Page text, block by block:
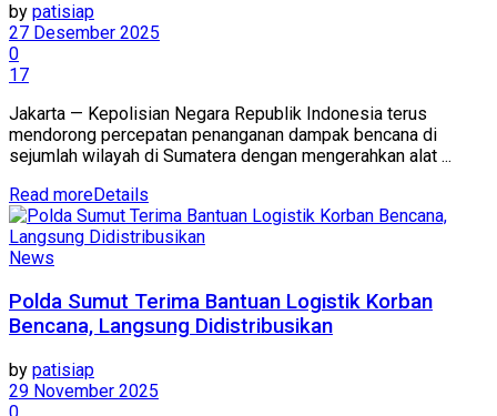
by patisiap
27 Desember 2025
0
17
Jakarta — Kepolisian Negara Republik Indonesia terus
mendorong percepatan penanganan dampak bencana di
sejumlah wilayah di Sumatera dengan mengerahkan alat ...
Read moreDetails
News
Polda Sumut Terima Bantuan Logistik Korban
Bencana, Langsung Didistribusikan
by patisiap
29 November 2025